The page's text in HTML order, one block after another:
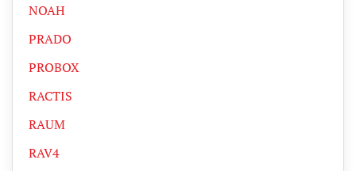
NOAH
PRADO
PROBOX
RACTIS
RAUM
RAV4